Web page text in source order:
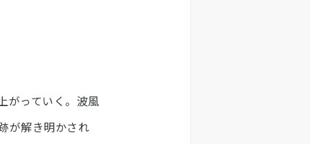
がっていく。波風
が解き明かされ